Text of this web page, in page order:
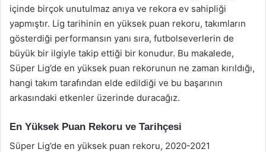
içinde birçok unutulmaz anıya ve rekora ev sahipliği
yapmıştır. Lig tarihinin en yüksek puan rekoru, takımların
gösterdiği performansın yanı sıra, futbolseverlerin de
büyük bir ilgiyle takip ettiği bir konudur. Bu makalede,
Süper Lig’de en yüksek puan rekorunun ne zaman kırıldığı,
hangi takım tarafından elde edildiği ve bu başarının
arkasındaki etkenler üzerinde duracağız.
En Yüksek Puan Rekoru ve Tarihçesi
Süper Lig’de en yüksek puan rekoru, 2020-2021